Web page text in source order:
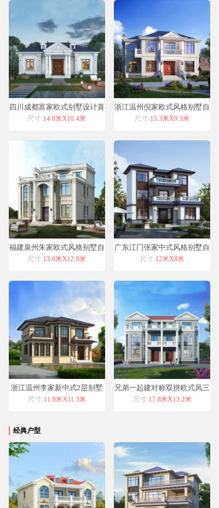
四川成都富家欧式别墅设计喜
天下别墅设计图纸
尺寸:14.8米X10.4米
浙江温州倪家欧式风格别墅自
建房设计图纸喜天下建筑设计
尺寸:15.3米X9.3米
福建泉州朱家欧式风格别墅自
建房设计图纸喜天下建筑设计
尺寸:13.6米X12.8米
广东江门张家中式风格别墅自
建房设计图纸喜天下建筑设计
尺寸:12米X8米
浙江温州李家新中式2层别墅
设计喜天下别墅设计图纸
尺寸:11.8米X11.3米
兄弟一起建对称双拼欧式风三
层宜居别墅设计浙江喜天下建
尺寸:17.8米X13.2米
经典户型